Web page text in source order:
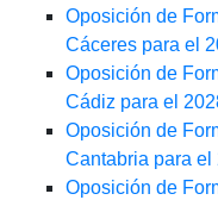
Oposición de
Cáceres para el
Oposición de
Cádiz para el
Oposición de
Cantabria para el
Oposición de